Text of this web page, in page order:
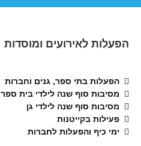
הפעלות לאירועים ומוסדות
הפעלות בתי ספר, גנים וחברות
מסיבות סוף שנה לילדי בית ספר
מסיבות סוף שנה לילדי גן
פעילות בקייטנות
ימי כיף והפעלות לחברות